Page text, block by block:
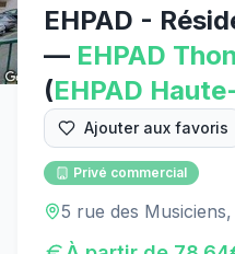
EHPAD -
— EHPAD
(EHPAD
Ajouter aux favoris
Privé commercial
5 rue des